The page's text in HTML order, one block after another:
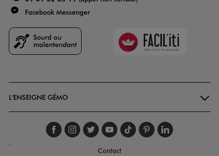
Facebook Messenger
Faciliti
L'ENSEIGNE GÉMO
Suivez-nous sur
Suivez-nous sur
Suivez-nous sur
Suivez-nous
Suivez-nous
Suivez-
.
Contact